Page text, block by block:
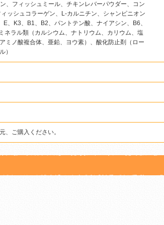
、フィッシュミール、チキンレバーパウダー、コン
ッシュコラーゲン、L-カルニチン、シャンピニオン
、K3、B1、B2、パントテン酸、ナイアシン、B6、
ネラル類（カルシウム、ナトリウム、カリウム、塩
ミノ酸複合体、亜鉛、ヨウ素）、酸化防止剤（ロー
）
、ご購入ください。